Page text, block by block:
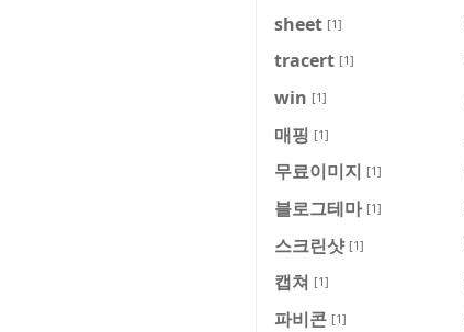
sheet [1]
tracert [1]
win [1]
매핑 [1]
무료이미지 [1]
블로그테마 [1]
스크린샷 [1]
캡쳐 [1]
파비콘 [1]